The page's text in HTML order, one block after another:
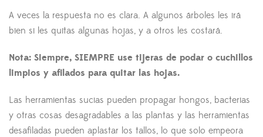
A veces la respuesta no es clara. A algunos árboles les irá
bien si les quitas algunas hojas, y a otros les costará.
Nota: Siempre, SIEMPRE use tijeras de podar o cuchillos
limpios y afilados para quitar las hojas.
Las herramientas sucias pueden propagar hongos, bacterias
y otras cosas desagradables a las plantas y las herramientas
desafiladas pueden aplastar los tallos, lo que solo empeora